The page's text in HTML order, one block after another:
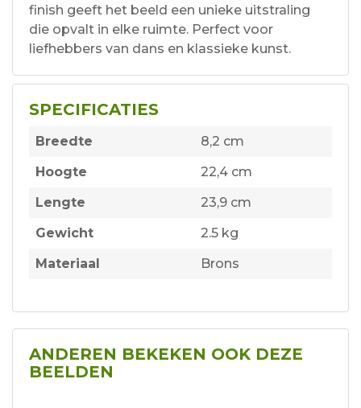
finish geeft het beeld een unieke uitstraling
die opvalt in elke ruimte. Perfect voor
liefhebbers van dans en klassieke kunst.
SPECIFICATIES
Breedte
8,2 cm
Hoogte
22,4 cm
Lengte
23,9 cm
Gewicht
2.5 kg
Materiaal
Brons
ANDEREN BEKEKEN OOK DEZE
BEELDEN